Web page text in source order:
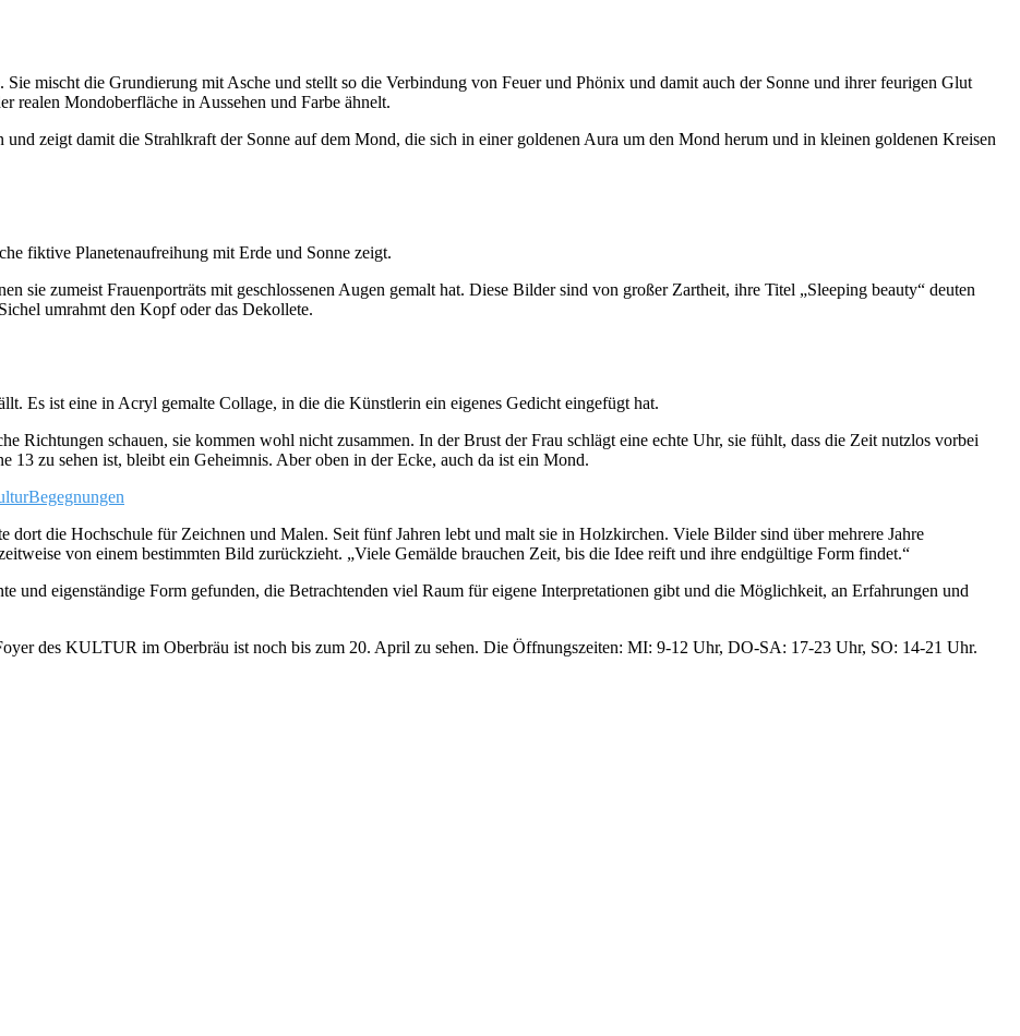
mischt die Grundierung mit Asche und stellt so die Verbindung von Feuer und Phönix und damit auch der Sonne und ihrer feurigen Glut
realen Mondoberfläche in Aussehen und Farbe ähnelt.
zeigt damit die Strahlkraft der Sonne auf dem Mond, die sich in einer goldenen Aura um den Mond herum und in kleinen goldenen Kreisen
fiktive Planetenaufreihung mit Erde und Sonne zeigt.
sie zumeist Frauenporträts mit geschlossenen Augen gemalt hat. Diese Bilder sind von großer Zartheit, ihre Titel „Sleeping beauty“ deuten
umrahmt den Kopf oder das Dekollete.
Es ist eine in Acryl gemalte Collage, in die die Künstlerin ein eigenes Gedicht eingefügt hat.
Richtungen schauen, sie kommen wohl nicht zusammen. In der Brust der Frau schlägt eine echte Uhr, sie fühlt, dass die Zeit nutzlos vorbei
13 zu sehen ist, bleibt ein Geheimnis. Aber oben in der Ecke, auch da ist ein Mond.
dort die Hochschule für Zeichnen und Malen. Seit fünf Jahren lebt und malt sie in Holzkirchen. Viele Bilder sind über mehrere Jahre
von einem bestimmten Bild zurückzieht. „Viele Gemälde brauchen Zeit, bis die Idee reift und ihre endgültige Form findet.“
und eigenständige Form gefunden, die Betrachtenden viel Raum für eigene Interpretationen gibt und die Möglichkeit, an Erfahrungen und
des KULTUR im Oberbräu ist noch bis zum 20. April zu sehen. Die Öffnungszeiten: MI: 9-12 Uhr, DO-SA: 17-23 Uhr, SO: 14-21 Uhr.